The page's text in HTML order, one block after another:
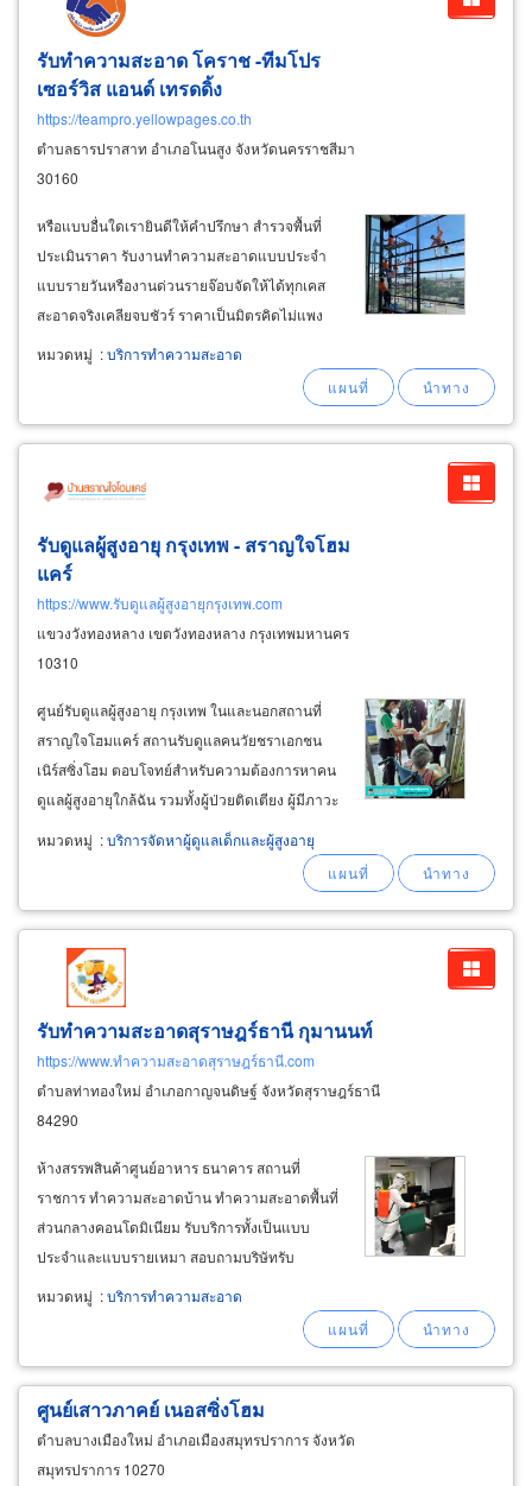
รับทำความสะอาด โคราช -ทีมโปร
เซอร์วิส แอนด์ เทรดดิ้ง
https://teampro.yellowpages.co.th
ตำบลธารปราสาท อำเภอโนนสูง จังหวัดนครราชสีมา
30160
หรือแบบอื่นใดเรายินดีให้คำปรึกษา สำรวจพื้นที่
ประเมินราคา รับงานทำความสะอาดแบบประจำ
แบบรายวันหรืองานด่วนรายจ๊อบจัดให้ได้ทุกเคส
สะอาดจริงเคลียจบชัวร์ ราคาเป็นมิตรคิดไม่แพง
เข้าถึงได้ เก็บกวาดล้างเช็ดถูสะอาดเหมือนใหม่
เสร็จได้ภายใน 1วันไม่ยืดเยื้อ qc งานละเอียด ใน
พื้นที่โคราช ปากช่อง บริการทําความสะอาดครั้ง
ใหญ่ big cleaningservice
หมวดหมู่ :บริการทำความสะอาด
รับดูแลผู้สูงอายุ กรุงเทพ - สราญใจโฮม
แคร์
https://www.รับดูแลผู้สูงอายุกรุงเทพ.com
แขวงวังทองหลาง เขตวังทองหลาง กรุงเทพมหานคร
10310
ศูนย์รับดูแลผู้สูงอายุ กรุงเทพ ในและนอกสถานที่
สราญใจโฮมแคร์ สถานรับดูแลคนวัยชราเอกชน
เนิร์สซิ่งโฮม ตอบโจทย์สำหรับความต้องการหาคน
ดูแลผู้สูงอายุใกล้ฉัน รวมทั้งผู้ป่วยติดเตียง ผู้มีภาวะ
พึงพิง ผู้ป่วยระยะพักฟื้นเพิ่งออกจากโรงพยาบาล
สะดวกสำหรับผู้ที่อยู่ใกล้พื้นที่ลาดพร้าว รามคำแหง
หมวดหมู่ :บริการจัดหาผู้ดูแลเด็กและผู้สูงอายุ
รับทำความสะอาดสุราษฎร์ธานี กุมานนท์
https://www.ทำความสะอาดสุราษฎร์ธานี.com
ตำบลท่าทองใหม่ อำเภอกาญจนดิษฐ์ จังหวัดสุราษฎร์ธานี
84290
ห้างสรรพสินค้าศูนย์อาหาร ธนาคาร สถานที่
ราชการ ทำความสะอาดบ้าน ทำความสะอาดพื้นที่
ส่วนกลางคอนโดมิเนียม รับบริการทั้งเป็นแบบ
ประจำและแบบรายเหมา สอบถามบริษัทรับ
ทำความสะอาด สุราษฎร์ธานีได้ที่ กุมานนท์ คลีน
นิง เซอร์วิส รับเคลียพื้นที่ทำความสะอาดรายจ๊อบ
รับเหมาทำความสะอาดรายครั้ง เช่น ทำความสะ
อาดบิ๊กคลีนนิ่ง big cleaningservice
หมวดหมู่ :บริการทำความสะอาด
ศูนย์เสาวภาคย์ เนอสซิ่งโฮม
ตำบลบางเมืองใหม่ อำเภอเมืองสมุทรปราการ จังหวัด
สมุทรปราการ 10270